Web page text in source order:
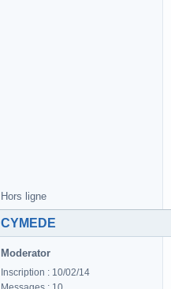
Hors ligne
CYMEDE
Moderator
Inscription : 10/02/14